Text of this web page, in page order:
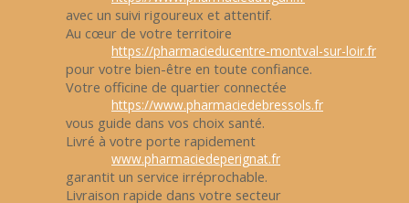
avec un suivi rigoureux et attentif.
Au cœur de votre territoire
https://pharmacieducentre-montval-sur-loir.fr
pour votre bien-être en toute confiance.
Votre officine de quartier connectée
https://www.pharmaciedebressols.fr
vous guide dans vos choix santé.
Livré à votre porte rapidement
www.pharmaciedeperignat.fr
garantit un service irréprochable.
Livraison rapide dans votre secteur